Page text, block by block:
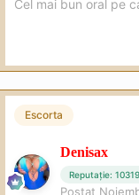
Cel mai bun oral pe
Escorta
Denisax
Reputație: 10319
Postat